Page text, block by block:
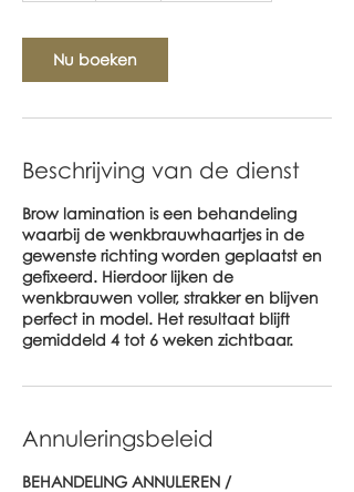
Nu boeken
Beschrijving van de dienst
Brow lamination is een behandeling
waarbij de wenkbrauwhaartjes in de
gewenste richting worden geplaatst en
gefixeerd. Hierdoor lijken de
wenkbrauwen voller, strakker en blijven
perfect in model. Het resultaat blijft
gemiddeld 4 tot 6 weken zichtbaar.
Annuleringsbeleid
BEHANDELING ANNULEREN /